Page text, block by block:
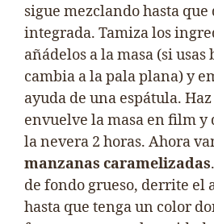
sigue mezclando hasta
integrada. Tamiza los
añádelos a la masa (si
cambia a la pala plana) y
ayuda de una espátula.
envuelve la masa en film y
la nevera 2 horas. Ahora
manzanas caramelizadas
de fondo grueso, derrite el
hasta que tenga un color